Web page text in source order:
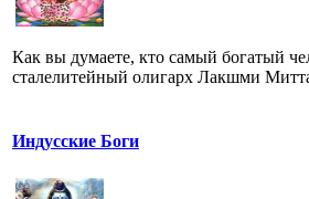
Как вы думаете, кто самый богатый
сталелитейный олигарх Лакшми
Индусские Боги